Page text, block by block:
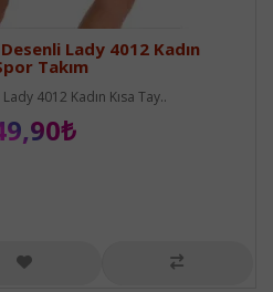
Lady 4012 Kadın
Takım
4012 Kadın Kısa Tay..